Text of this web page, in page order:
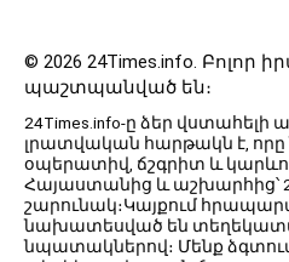
© 2026 24Times.info․ Բոլոր
պաշտպանված են։
24Times.info-ը ձեր վստահելի
լրատվական հարթակն է, որը
օպերատիվ, ճշգրիտ և
Հայաստանից և աշխարհից՝
շարունակ։Կայքում
նախատեսված են
նպատակներով։ Մենք